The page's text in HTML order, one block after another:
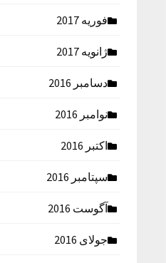
فوریه 2017
ژانویه 2017
دسامبر 2016
نوامبر 2016
اکتبر 2016
سپتامبر 2016
آگوست 2016
جولای 2016